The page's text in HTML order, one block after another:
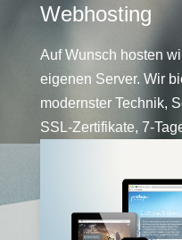
Webhosting
Auf Wunsch hosten
eigenen Server. Wir
modernster Technik,
SSL-Zertifikate, 7-